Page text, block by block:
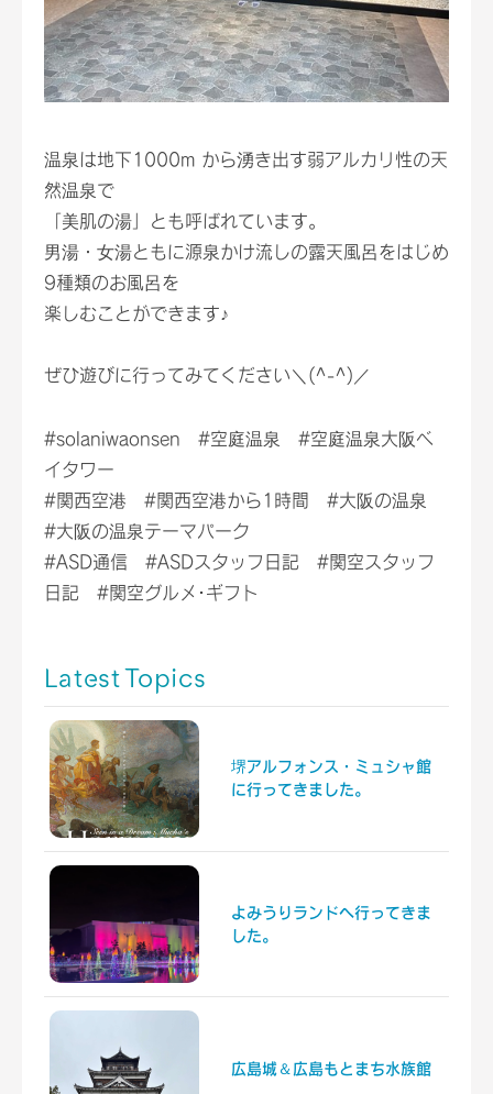
温泉は地下1000m から湧き出す弱アルカリ性の天
然温泉で
「美肌の湯」とも呼ばれています。
男湯・女湯ともに源泉かけ流しの露天風呂をはじめ
9種類のお風呂を
楽しむことができます♪
ぜひ遊びに行ってみてください＼(^-^)／
#solaniwaonsen #空庭温泉 #空庭温泉大阪ベ
イタワー
#関西空港 #関西空港から1時間 #大阪の温泉
#大阪の温泉テーマパーク
#ASD通信 #ASDスタッフ日記 #関空スタッフ
日記 #関空グルメ･ギフト
Latest Topics
堺アルフォンス・ミュシャ館
に行ってきました。
よみうりランドへ行ってきま
した。
広島城＆広島もとまち水族館